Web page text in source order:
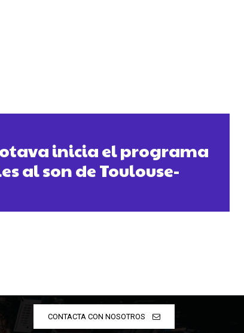
inicia el programa
al son de Toulouse-
CONTACTA CON NOSOTROS